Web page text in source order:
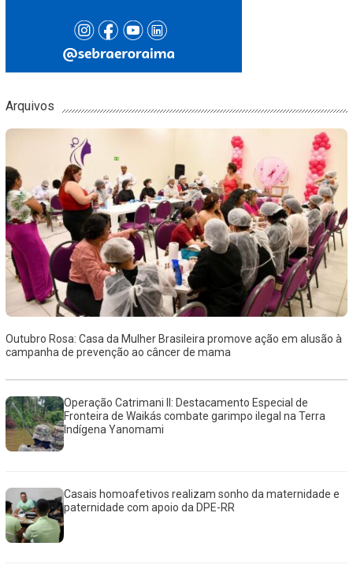
Arquivos
Outubro Rosa: Casa da Mulher Brasileira promove ação em alusão à
campanha de prevenção ao câncer de mama
Operação Catrimani II: Destacamento Especial de
Fronteira de Waikás combate garimpo ilegal na Terra
Indígena Yanomami
Casais homoafetivos realizam sonho da maternidade e
paternidade com apoio da DPE-RR